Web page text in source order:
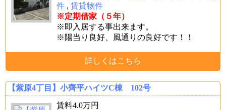
件 ,賃貸物件
※定期借家（５年）
※即入居する事出来ます。
※陽当り良好、風通りの良好です！！
詳しくはこちら
【紫原4丁目】小齊平ハイツC棟 102号
賃料4.0万円